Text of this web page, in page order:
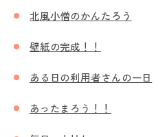
北風小僧のかんたろう
壁紙の完成！！
ある日の利用者さんの一日
あったまろう！！